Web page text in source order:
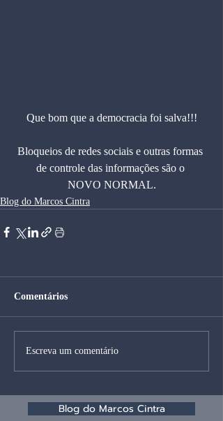
Que bom que a democracia foi salva!!!
Bloqueios de redes sociais e outras formas
de controle das informações são o
NOVO NORMAL.
Blog do Marcos Cintra
Comentários
Escreva um comentário
Blog do Marcos Cintra